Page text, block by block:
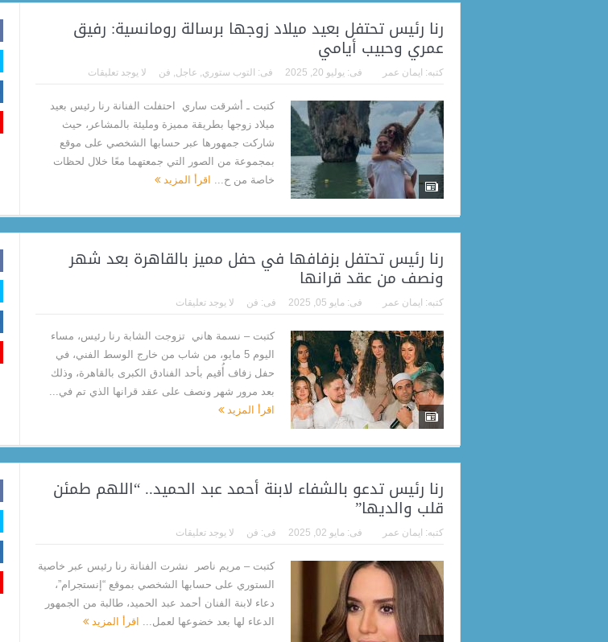
رنا رئيس تحتفل بعيد ميلاد زوجها برسالة رومانسية: رفيق
عمري وحبيب أيامي
كتبه: ايمان عمر فى: يوليو 20, 2025 فى: التوب ستوري عاجل فن لا يوجد تعليقات
كتبت ـ أشرقت ساري احتفلت الفنانة رنا رئيس بعيد
ميلاد زوجها بطريقة مميزة ومليئة بالمشاعر، حيث
شاركت جمهورها عبر حسابها الشخصي على موقع
بمجموعة من الصور التي جمعتهما معًا خلال لحظات
خاصة من ح... اقرأ المزيد
رنا رئيس تحتفل بزفافها في حفل مميز بالقاهرة بعد شهر
ونصف من عقد قرانها
كتبه: ايمان عمر فى: مايو 05, 2025 فى: فن لا يوجد تعليقات
كتبت – نسمة هاني تزوجت الشابة رنا رئيس، مساء
اليوم 5 مايو، من شاب من خارج الوسط الفني، في
حفل زفاف أُقيم بأحد الفنادق الكبرى بالقاهرة، وذلك
بعد مرور شهر ونصف على عقد قرانها الذي تم في...
اقرأ المزيد
رنا رئيس تدعو بالشفاء لابنة أحمد عبد الحميد.. “اللهم طمئن
قلب والديها”
كتبه: ايمان عمر فى: مايو 02, 2025 فى: فن لا يوجد تعليقات
كتبت – مريم ناصر نشرت الفنانة رنا رئيس عبر خاصية
الستوري على حسابها الشخصي بموقع “إنستجرام”،
دعاء لابنة الفنان أحمد عبد الحميد، طالبة من الجمهور
الدعاء لها بعد خضوعها لعمل... اقرأ المزيد